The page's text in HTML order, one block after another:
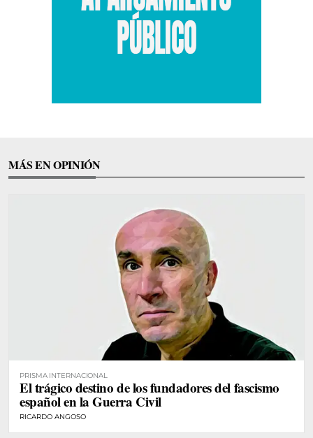
MÁS EN OPINIÓN
PRISMA INTERNACIONAL
El trágico destino de los fundadores del fascismo
español en la Guerra Civil
RICARDO ANGOSO